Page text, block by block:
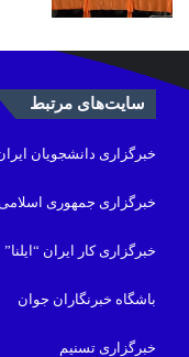
سایت‌های مرتبط
خبرگزاری دانشجویان
خبرگزاری جمهوری اسلامی
خبرگزاری کار ایران “ایلنا”
باشگاه خبرنگاران جوان
خبرگزاری تسنیم